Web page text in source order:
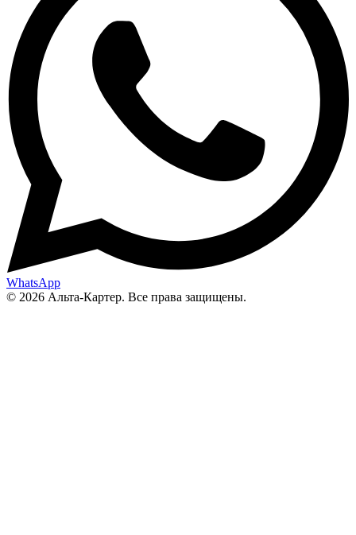
WhatsApp
© 2026 Альта-Картер. Все права защищены.